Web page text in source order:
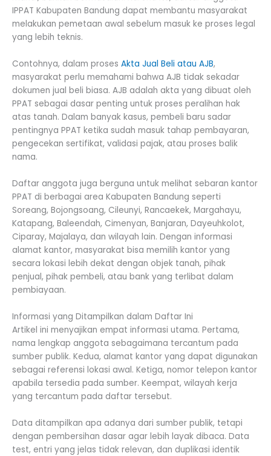
IPPAT Kabupaten Bandung dapat membantu masyarakat
melakukan pemetaan awal sebelum masuk ke proses legal
yang lebih teknis.
Contohnya, dalam proses Akta Jual Beli atau AJB,
masyarakat perlu memahami bahwa AJB tidak sekadar
dokumen jual beli biasa. AJB adalah akta yang dibuat oleh
PPAT sebagai dasar penting untuk proses peralihan hak
atas tanah. Dalam banyak kasus, pembeli baru sadar
pentingnya PPAT ketika sudah masuk tahap pembayaran,
pengecekan sertifikat, validasi pajak, atau proses balik
nama.
Daftar anggota juga berguna untuk melihat sebaran kantor
PPAT di berbagai area Kabupaten Bandung seperti
Soreang, Bojongsoang, Cileunyi, Rancaekek, Margahayu,
Katapang, Baleendah, Cimenyan, Banjaran, Dayeuhkolot,
Ciparay, Majalaya, dan wilayah lain. Dengan informasi
alamat kantor, masyarakat bisa memilih kantor yang
secara lokasi lebih dekat dengan objek tanah, pihak
penjual, pihak pembeli, atau bank yang terlibat dalam
pembiayaan.
Informasi yang Ditampilkan dalam Daftar Ini
Artikel ini menyajikan empat informasi utama. Pertama,
nama lengkap anggota sebagaimana tercantum pada
sumber publik. Kedua, alamat kantor yang dapat digunakan
sebagai referensi lokasi awal. Ketiga, nomor telepon kantor
apabila tersedia pada sumber. Keempat, wilayah kerja
yang tercantum pada daftar tersebut.
Data ditampilkan apa adanya dari sumber publik, tetapi
dengan pembersihan dasar agar lebih layak dibaca. Data
test, entri yang jelas tidak relevan, dan duplikasi identik